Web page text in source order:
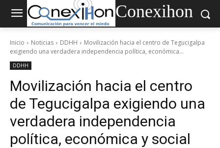
Conexihon
Inicio Noticias DDHH
Movilización hacia el centro de Tegucigalpa
exigiendo una verdadera independencia política, económica...
DDHH
Movilización hacia el centro
de Tegucigalpa exigiendo una
verdadera independencia
política, económica y social